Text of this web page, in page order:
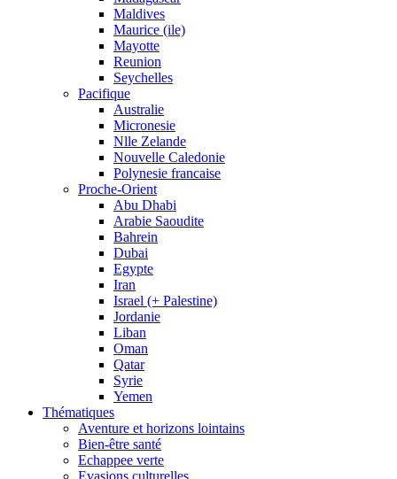
Maldives
Maurice (ile)
Mayotte
Reunion
Seychelles
Pacifique
Australie
Micronesie
Nlle Zelande
Nouvelle Caledonie
Polynesie francaise
Proche-Orient
Abu Dhabi
Arabie Saoudite
Bahrein
Dubai
Egypte
Iran
Israel (+ Palestine)
Jordanie
Liban
Oman
Qatar
Syrie
Yemen
Thématiques
Aventure et horizons lointains
Bien-être santé
Echappee verte
Evasions culturelles